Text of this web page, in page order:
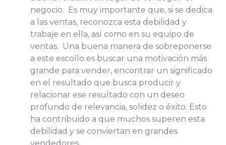
negocio. Es muy importante que, si se dedica
a las ventas, reconozca esta debilidad y
trabaje en ella, así como en su equipo de
ventas. Una buena manera de sobreponerse
a este escollo es buscar una motivación más
grande para vender, encontrar un significado
en el resultado que busca producir y
relacionar ese resultado con un deseo
profundo de relevancia, solidez o éxito. Esto
ha contribuido a que muchos superen esta
debilidad y se conviertan en grandes